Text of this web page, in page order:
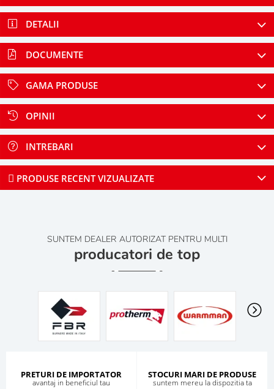
DETALII
DOCUMENTE
GAMA PRODUSE
OPINII
INTREBARI
PRODUSE RECENT VIZUALIZATE
SUNTEM DEALER AUTORIZAT PENTRU MULTI
producatori de top
PRETURI DE IMPORTATOR
avantaj in beneficiul tau
STOCURI MARI DE PRODUSE
suntem mereu la dispozitia ta